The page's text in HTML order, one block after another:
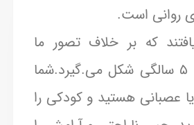
روانی است.
که بر خلاف تصور ما
اعتمادبه‌نفس تا ۵ سالگی شکل می.گیرد.شما
عصبانی هستید و کودکی را